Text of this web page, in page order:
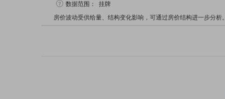
数据范围：
挂牌
房价波动受供给量、结构变化影响，可通过房价结构进一步分析。